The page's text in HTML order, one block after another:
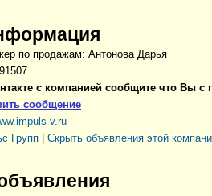
по продажам: Антонова Дарья
с компанией сообщите что Вы с
сообщение
v.ru
Групп Скрыть объявления этой